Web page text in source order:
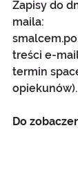
Zapisy do
maila:
treści e-
termin
opiekunów).
Do